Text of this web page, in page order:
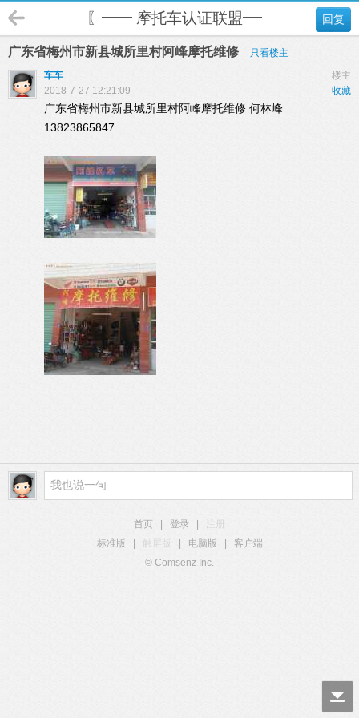
回复
〖━━ 摩托车认证联盟━━〗
广东省梅州市新县城所里村阿峰摩托维修
只看楼主
楼主
车车
收藏
2018-7-27 12:21:09
广东省梅州市新县城所里村阿峰摩托维修 何林峰
13823865847
首页 登录
标准版
触屏版 电脑版
客户端
© Comsenz Inc.